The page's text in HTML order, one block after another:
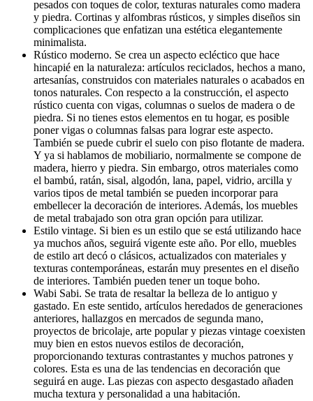
pesados ​​con toques de color, texturas naturales como madera
y piedra. Cortinas y alfombras rústicos, y simples diseños sin
complicaciones que enfatizan una estética elegantemente
minimalista.
Rústico moderno. Se crea un aspecto ecléctico que hace
hincapié en la naturaleza: artículos reciclados, hechos a mano,
artesanías, construidos con materiales naturales o acabados en
tonos naturales. Con respecto a la construcción, el aspecto
rústico cuenta con vigas, columnas o suelos de madera o de
piedra. Si no tienes estos elementos en tu hogar, es posible
poner vigas o columnas falsas para lograr este aspecto.
También se puede cubrir el suelo con piso flotante de madera.
Y ya si hablamos de mobiliario, normalmente se compone de
madera, hierro y piedra. Sin embargo, otros materiales como
el bambú, ratán, sisal, algodón, lana, papel, vidrio, arcilla y
varios tipos de metal también se pueden incorporar para
embellecer la decoración de interiores. Además, los muebles
de metal trabajado son otra gran opción para utilizar.
Estilo vintage. Si bien es un estilo que se está utilizando hace
ya muchos años, seguirá vigente este año. Por ello, muebles
de estilo art decó o clásicos, actualizados con materiales y
texturas contemporáneas, estarán muy presentes en el diseño
de interiores. También pueden tener un toque boho.
Wabi Sabi. Se trata de resaltar la belleza de lo antiguo y
gastado. En este sentido, artículos heredados de generaciones
anteriores, hallazgos en mercados de segunda mano,
proyectos de bricolaje, arte popular y piezas vintage coexisten
muy bien en estos nuevos estilos de decoración,
proporcionando texturas contrastantes y muchos patrones y
colores. Esta es una de las tendencias en decoración que
seguirá en auge. Las piezas con aspecto desgastado añaden
mucha textura y personalidad a una habitación.